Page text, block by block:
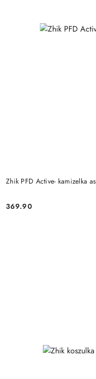
Zhik PFD Active- kamizelka
Cena:
369.90